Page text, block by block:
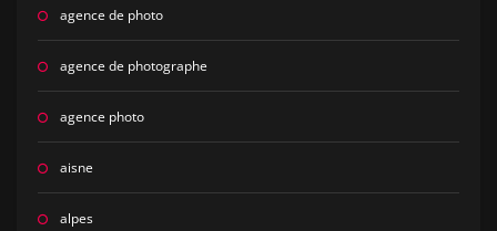
agence de photo
agence de photographe
agence photo
aisne
alpes